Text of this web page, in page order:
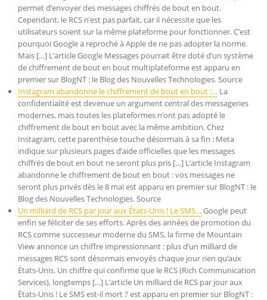
permet d’envoyer des messages chiffrés de bout en bout.
Cependant, le RCS n’est pas parfait, car il nécessite que les
utilisateurs soient sur la même plateforme pour fonctionner. C’est
pourquoi Google a reproché à Apple de ne pas adopter la norme.
Mais […] L’article Google Messages pourrait être doté d’un système
de chiffrement de bout en bout multiplateforme est apparu en
premier sur BlogNT : le Blog des Nouvelles Technologies. Source
Instagram abandonne le chiffrement de bout en bout :… La
confidentialité est devenue un argument central des messageries
modernes, mais toutes les plateformes n’ont pas adopté le
chiffrement de bout en bout avec la même ambition. Chez
Instagram, cette parenthèse touche désormais à sa fin : Meta
indique sur plusieurs pages d’aide officielles que les messages
chiffrés de bout en bout ne seront plus pris […] L’article Instagram
abandonne le chiffrement de bout en bout : vos messages ne
seront plus privés dès le 8 mai est apparu en premier sur BlogNT : le
Blog des Nouvelles Technologies. Source
Un milliard de RCS par jour aux États-Unis ! Le SMS…Google peut
enfin se féliciter de ses efforts. Après des années de promotion du
RCS comme successeur moderne du SMS, la firme de Mountain
View annonce un chiffre impressionnant : plus d’un milliard de
messages RCS sont désormais envoyés chaque jour rien qu’aux
États-Unis. Un chiffre qui confirme que le RCS (Rich Communication
Services), longtemps […] L’article Un milliard de RCS par jour aux
États-Unis ! Le SMS est-il mort ? est apparu en premier sur BlogNT :